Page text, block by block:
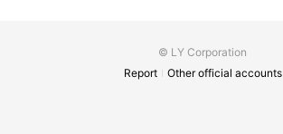
© LY Corporation
Report
Other official accounts